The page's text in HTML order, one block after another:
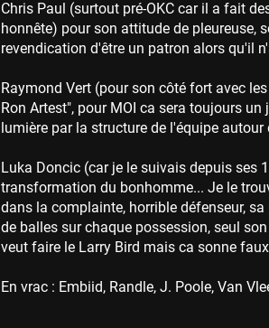
Chris Paul (surtout pré-OKC car il a fait
honnête) pour son attitude de pleureuse,
revendication d'être un patron alors qu'il
Raymond Vert (pour son côté fort avec
Ron Artest", pour MOI ca sera toujours
lumière par la structure de l'équipe autour
Luka Doncic (car je le suivais depuis ses
transformation du bonhomme... Je le
dans la complainte, horrible défenseur,
de balles sur chaque possession, seul
veut faire le Larry Bird mais ca sonne
En vrac : Embiid, Randle, J. Poole, Van